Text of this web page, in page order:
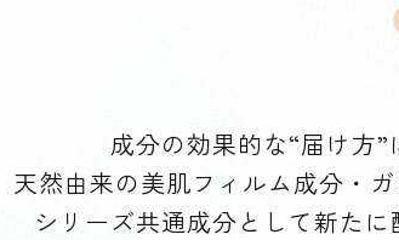
成分の効果的な“届け方”
天然由来の美肌フィルム成分・
シリーズ共通成分として新たに